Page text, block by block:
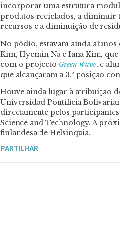
incorporar uma estrutura
produtos reciclados, a diminuir
recursos e a diminuição de
No pódio, estavam ainda alunos
Kim, Hyemin Na e Iana Kim,
com o projecto Green Wave, e
que alcançaram a 3.ª posição
Houve ainda lugar à atribuição
Universidad Pontificia
directamente pelos
Science and Technology. A
finlandesa de Helsínquia.
PARTILHAR